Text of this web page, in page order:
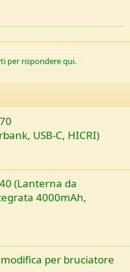
per rispondere qui.
USB-C, HICRI)
(Lanterna da
4000mAh,
per bruciatore